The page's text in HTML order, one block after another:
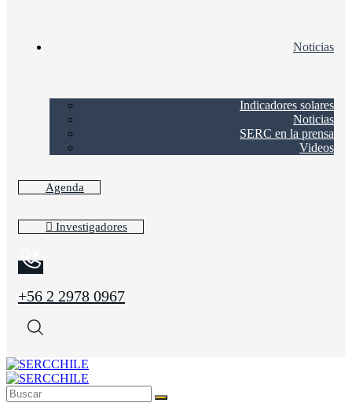
Noticias
Indicadores solares
Noticias
SERC en la prensa
Videos
Agenda
Investigadores
+56 2 2978 0967